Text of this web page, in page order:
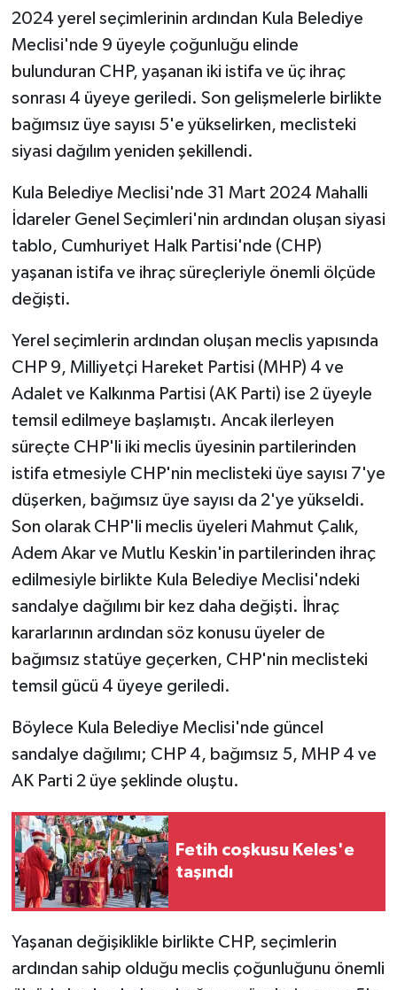
2024 yerel seçimlerinin ardından Kula Belediye
Meclisi'nde 9 üyeyle çoğunluğu elinde
bulunduran CHP, yaşanan iki istifa ve üç ihraç
sonrası 4 üyeye geriledi. Son gelişmelerle birlikte
bağımsız üye sayısı 5'e yükselirken, meclisteki
siyasi dağılım yeniden şekillendi.
Kula Belediye Meclisi'nde 31 Mart 2024 Mahalli
İdareler Genel Seçimleri'nin ardından oluşan siyasi
tablo, Cumhuriyet Halk Partisi'nde (CHP)
yaşanan istifa ve ihraç süreçleriyle önemli ölçüde
değişti.
Yerel seçimlerin ardından oluşan meclis yapısında
CHP 9, Milliyetçi Hareket Partisi (MHP) 4 ve
Adalet ve Kalkınma Partisi (AK Parti) ise 2 üyeyle
temsil edilmeye başlamıştı. Ancak ilerleyen
süreçte CHP'li iki meclis üyesinin partilerinden
istifa etmesiyle CHP'nin meclisteki üye sayısı 7'ye
düşerken, bağımsız üye sayısı da 2'ye yükseldi.
Son olarak CHP'li meclis üyeleri Mahmut Çalık,
Adem Akar ve Mutlu Keskin'in partilerinden ihraç
edilmesiyle birlikte Kula Belediye Meclisi'ndeki
sandalye dağılımı bir kez daha değişti. İhraç
kararlarının ardından söz konusu üyeler de
bağımsız statüye geçerken, CHP'nin meclisteki
temsil gücü 4 üyeye geriledi.
Böylece Kula Belediye Meclisi'nde güncel
sandalye dağılımı; CHP 4, bağımsız 5, MHP 4 ve
AK Parti 2 üye şeklinde oluştu.
Fetih coşkusu Keles'e
taşındı
Yaşanan değişiklikle birlikte CHP, seçimlerin
ardından sahip olduğu meclis çoğunluğunu önemli